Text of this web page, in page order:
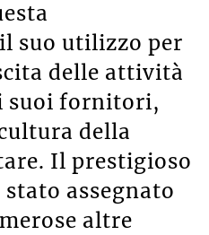
suo utilizzo per
delle attività
suoi fornitori,
della
Il prestigioso
assegnato
altre